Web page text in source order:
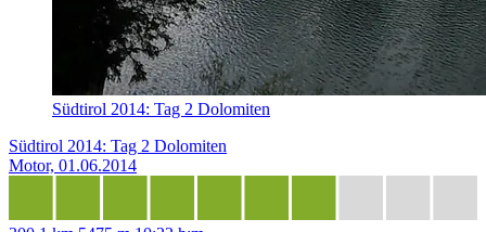
Südtirol 2014: Tag 2 Dolomiten
Südtirol 2014: Tag 2 Dolomiten
Motor, 01.06.2014